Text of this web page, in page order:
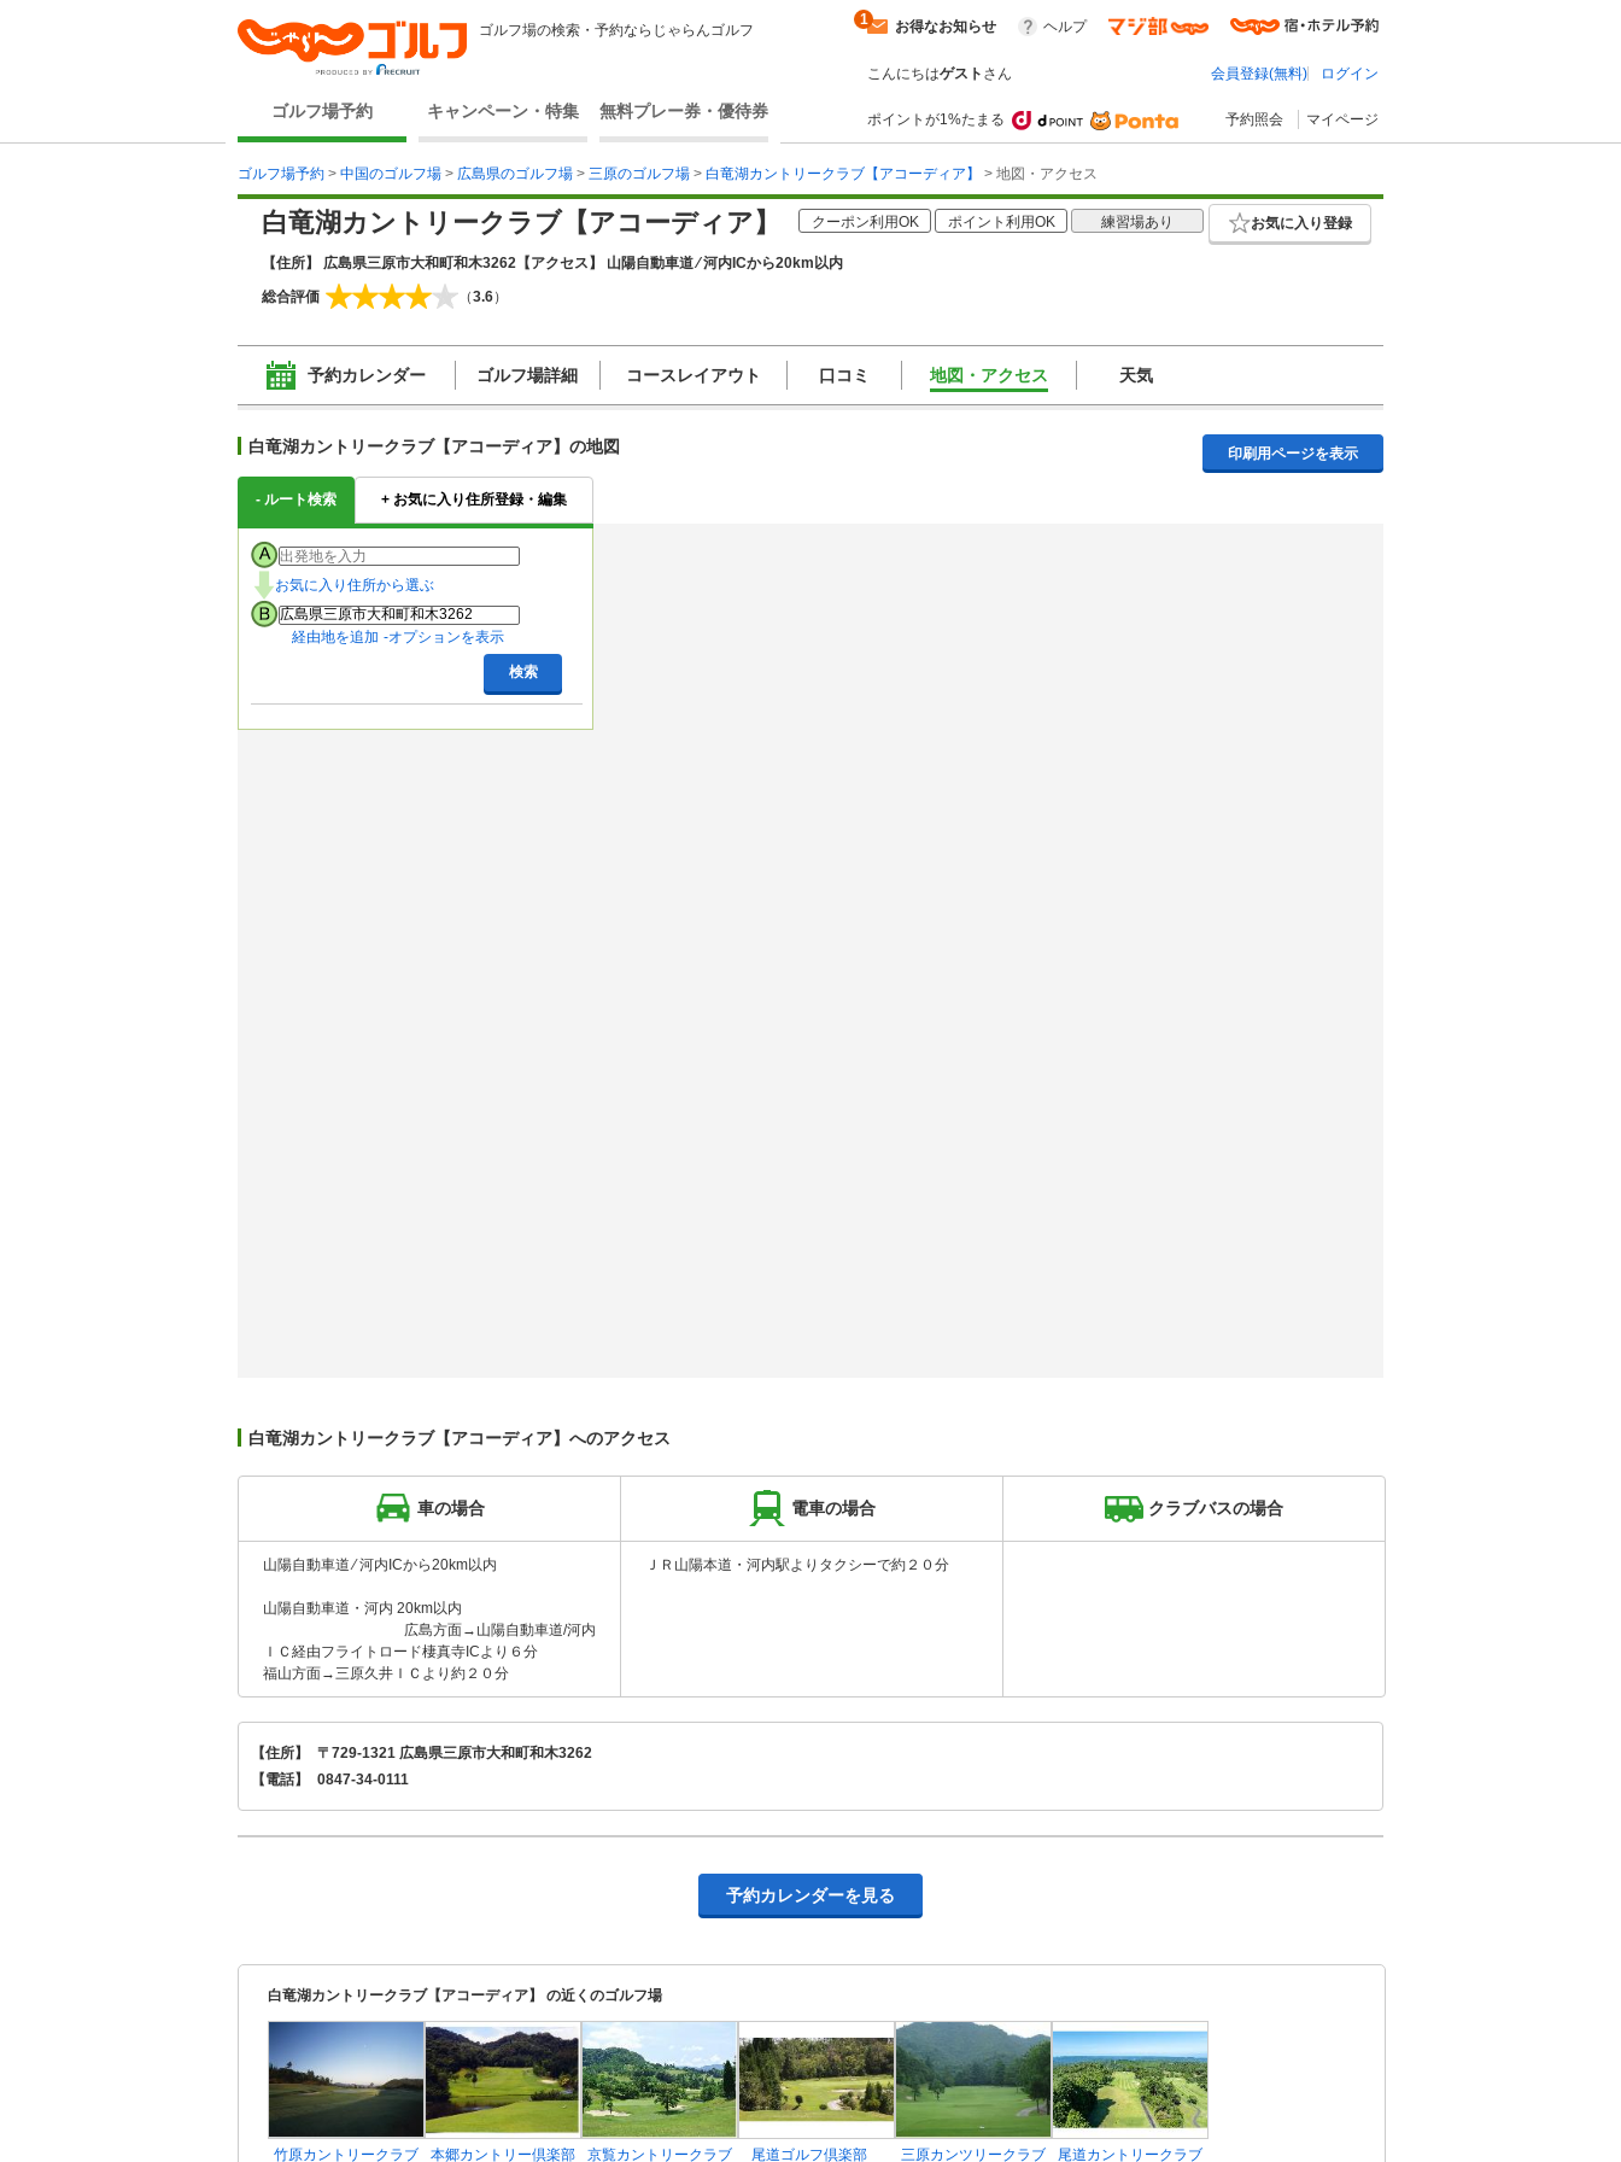
ゴルフ場の検索・予約ならじゃらんゴルフ
ゴルフ場予約 キャンペーン・特集 無料プレー券・優待券
お得なお知らせ
1 ヘルプ
こんにちはゲスト さん 会員登録(無料) ログイン
ポイントが1%たまる 予約照会 マイページ
ゴルフ場予約 > 中国のゴルフ場 > 広島県のゴルフ場 > 三原のゴルフ場 > 白竜湖カントリークラブ【アコーディア】 > 地図・アクセス
白竜湖カントリークラブ【アコーディア】 クーポン利用OK ポイント利用OK 練習場あり お気に入り登録
【住所】 広島県三原市大和町和木3262 【アクセス】 山陽自動車道 ⁄ 河内ICから20km以内
総合評価
（3.6）
予約カレンダー ゴルフ場詳細 コースレイアウト 口コミ 地図・アクセス 天気
白竜湖カントリークラブ【アコーディア】の地図 印刷用ページを表示
- ルート検索 + お気に入り住所登録・編集
お気に入り住所から選ぶ
経由地を追加 オプションを表示
検索
白竜湖カントリークラブ【アコーディア】へのアクセス
車の場合 電車の場合 クラブバスの場合
山陽自動車道 ⁄ 河内ICから20km以内
山陽自動車道・河内 20km以内
広島方面→山陽自動車道/河内
ＩＣ経由フライトロード棲真寺ICより６分
福山方面→三原久井ＩＣより約２０分
ＪＲ山陽本道・河内駅よりタクシーで約２０分
【住所】
〒729-1321 広島県三原市大和町和木3262
【電話】
0847-34-0111
予約カレンダーを見る
白竜湖カントリークラブ【アコーディア】 の近くのゴルフ場
竹原カントリークラブ 本郷カントリー倶楽部 京覧カントリークラブ 尾道ゴルフ倶楽部 三原カンツリークラブ 尾道カントリークラブ